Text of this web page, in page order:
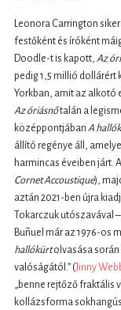
Leonora Carrington
festőként és íróként
Doodle-t is kapott, Az
pedig 1,5 millió dollárért
Yorkban, amit az alkotó
Az óriásnőtalán a
középpontjában A
állító regénye áll,
harmincas éveiben járt.
Cornet Accoustique),
aztán 2021-ben újra
Tokarczuk utószavával
Buñuel már az 1976-os
hallókürtolvasása
valóságától.” (Jinny
„benne rejtőző fraktális
kollázsforma